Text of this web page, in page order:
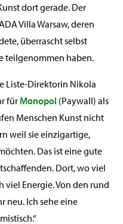
dort gerade. Der
Villa Warsaw, deren
überrascht selbst
teilgenommen haben.
Liste-Direktorin Nikola
für Monopol (Paywall) als
Menschen Kunst nicht
weil sie einzigartige,
Das ist eine gute
Dort, wo viel
viel Energie. Von den rund
neu. Ich sehe eine